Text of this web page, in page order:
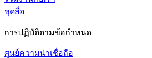
ชุดสื่อ
การปฏิบัติตามข้อกำหนด
ศูนย์ความน่าเชื่อถือ